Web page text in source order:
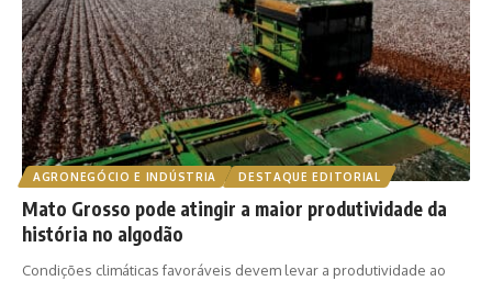
AGRONEGÓCIO E INDÚSTRIA DESTAQUE EDITORIAL
Mato Grosso pode atingir a maior produtividade da
história no algodão
Condições climáticas favoráveis devem levar a produtividade ao